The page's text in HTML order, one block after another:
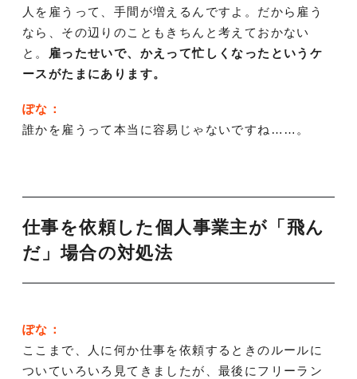
人を雇うって、手間が増えるんですよ。だから雇う
なら、その辺りのこともきちんと考えておかない
と。
雇ったせいで、かえって忙しくなったというケ
ースがたまにあります。
ぽな：
誰かを雇うって本当に容易じゃないですね……。
仕事を依頼した個人事業主が「飛ん
だ」場合の対処法
ぽな：
ここまで、人に何か仕事を依頼するときのルールに
ついていろいろ見てきましたが、最後にフリーラン